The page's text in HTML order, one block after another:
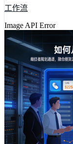
工作流
Image API Error